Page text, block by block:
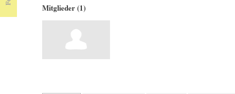
Mitglieder (1)